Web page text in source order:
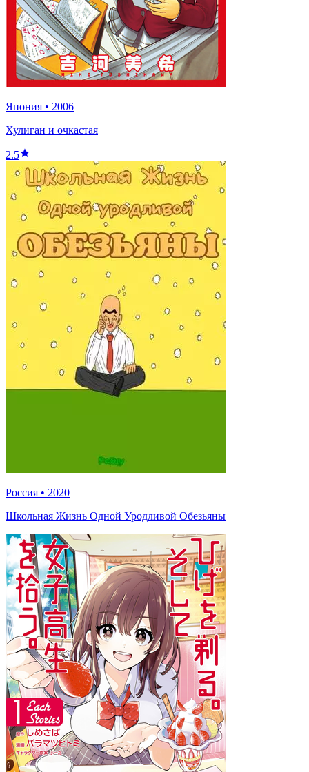
Япония • 2006
Хулиган и очкастая
2.5
Россия • 2020
Школьная Жизнь Одной Уродливой Обезьяны